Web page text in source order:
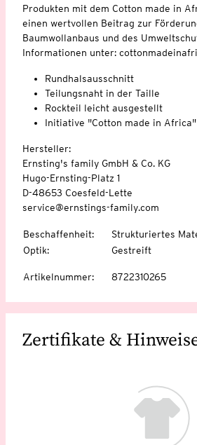
Produkten mit dem Cotton made in
einen wertvollen Beitrag zur
Baumwollanbaus und des
Informationen unter:
Rundhalsausschnitt
Teilungsnaht in der Taille
Rockteil leicht ausgestellt
Initiative "Cotton made in Africa"
Hersteller:
Ernsting's family GmbH & Co. KG
Hugo-Ernsting-Platz 1
D-48653 Coesfeld-Lette
service@ernstings-family.com
Beschaffenheit:
Strukturiertes
Optik: Gestreift
Artikelnummer: 8722310265
Zertifikate &